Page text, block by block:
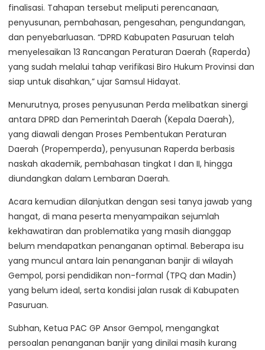
finalisasi. Tahapan tersebut meliputi perencanaan,
penyusunan, pembahasan, pengesahan, pengundangan,
dan penyebarluasan. “DPRD Kabupaten Pasuruan telah
menyelesaikan 13 Rancangan Peraturan Daerah (Raperda)
yang sudah melalui tahap verifikasi Biro Hukum Provinsi dan
siap untuk disahkan,” ujar Samsul Hidayat.
Menurutnya, proses penyusunan Perda melibatkan sinergi
antara DPRD dan Pemerintah Daerah (Kepala Daerah),
yang diawali dengan Proses Pembentukan Peraturan
Daerah (Propemperda), penyusunan Raperda berbasis
naskah akademik, pembahasan tingkat I dan II, hingga
diundangkan dalam Lembaran Daerah.
Acara kemudian dilanjutkan dengan sesi tanya jawab yang
hangat, di mana peserta menyampaikan sejumlah
kekhawatiran dan problematika yang masih dianggap
belum mendapatkan penanganan optimal. Beberapa isu
yang muncul antara lain penanganan banjir di wilayah
Gempol, porsi pendidikan non-formal (TPQ dan Madin)
yang belum ideal, serta kondisi jalan rusak di Kabupaten
Pasuruan.
Subhan, Ketua PAC GP Ansor Gempol, mengangkat
persoalan penanganan banjir yang dinilai masih kurang